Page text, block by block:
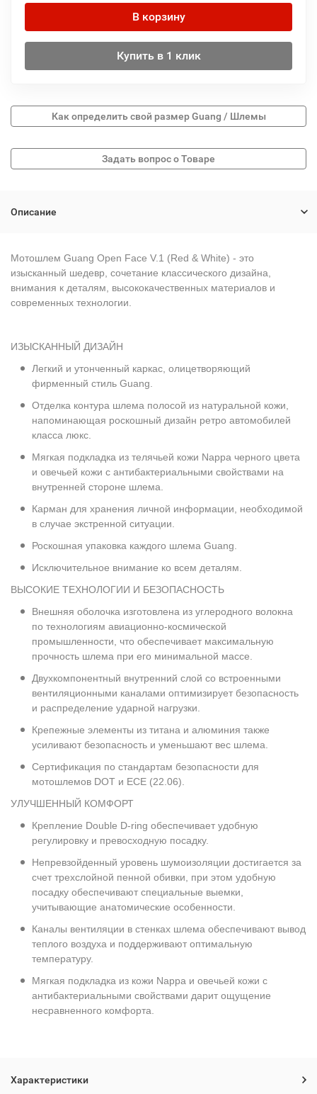
В корзину
Купить в 1 клик
Как определить свой размер Guang / Шлемы
Описание
Мотошлем Guang Open Face V.1 (Red & White) - это
изысканный шедевр, сочетание классического дизайна,
внимания к деталям, высококачественных материалов и
современных технологии.
ИЗЫСКАННЫЙ ДИЗАЙН
Легкий и утонченный каркас, олицетворяющий
фирменный стиль Guang.
Отделка контура шлема полосой из натуральной кожи,
напоминающая роскошный дизайн ретро автомобилей
класса люкс.
Мягкая подкладка из телячьей кожи Nappa черного цвета
и овечьей кожи с антибактериальными свойствами на
внутренней стороне шлема.
Карман для хранения личной информации, необходимой
в случае экстренной ситуации.
Роскошная упаковка каждого шлема Guang.
Исключительное внимание ко всем деталям.
ВЫСОКИЕ ТЕХНОЛОГИИ И БЕЗОПАСНОСТЬ
Внешняя оболочка изготовлена из углеродного волокна
по технологиям авиационно-космической
промышленности, что обеспечивает максимальную
прочность шлема при его минимальной массе.
Двухкомпонентный внутренний слой со встроенными
вентиляционными каналами оптимизирует безопасность
и распределение ударной нагрузки.
Крепежные элементы из титана и алюминия также
усиливают безопасность и уменьшают вес шлема.
Сертификация по стандартам безопасности для
мотошлемов DOT и ECE (22.06).
УЛУЧШЕННЫЙ КОМФОРТ
Крепление Double D-ring обеспечивает удобную
регулировку и превосходную посадку.
Непревзойденный уровень шумоизоляции достигается за
счет трехслойной пенной обивки, при этом удобную
посадку обеспечивают специальные выемки,
учитывающие анатомические особенности.
Каналы вентиляции в стенках шлема обеспечивают вывод
теплого воздуха и поддерживают оптимальную
температуру.
Мягкая подкладка из кожи Nappa и овечьей кожи с
антибактериальными свойствами дарит ощущение
несравненного комфорта.
Характеристики